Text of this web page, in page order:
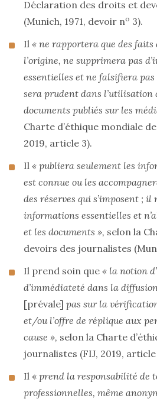
Déclaration des droits et
(Munich, 1971, devoir no 3).
Il « ne rapportera que des
l’origine, ne supprimera pas
essentielles et ne falsifiera
sera prudent dans l’utilisation
documents publiés sur les
Charte d’éthique mondiale
2019, article 3).
Il « publiera seulement les
est connue ou les
des réserves qui s’imposent ;
informations essentielles et
et les documents », selon la
devoirs des journalistes
Il prend soin que « la notion
d’immédiateté dans la
[prévale] pas sur la
et/ou l’offre de réplique aux
cause », selon la Charte
journalistes (FIJ, 2019, article
Il « prend la responsabilité de
professionnelles, même